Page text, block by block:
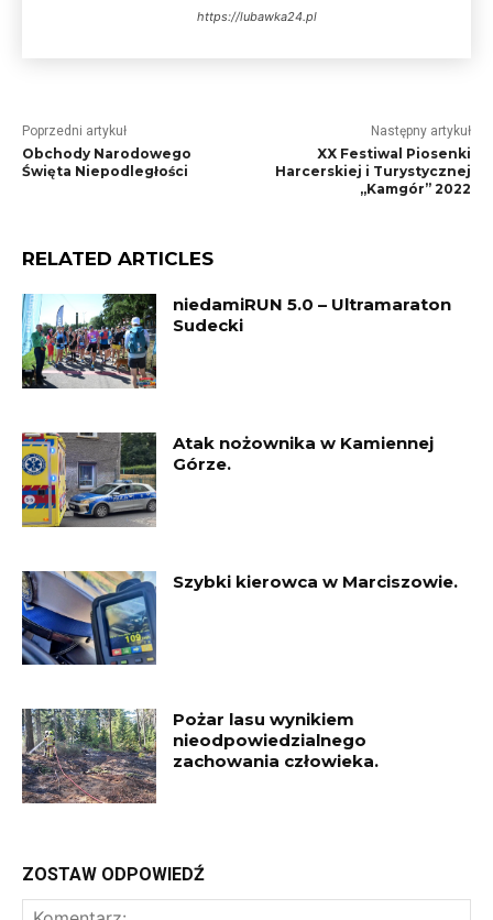
https://lubawka24.pl
Poprzedni artykuł
Obchody Narodowego
Święta Niepodległości
Następny artykuł
XX Festiwal Piosenki
Harcerskiej i Turystycznej
„Kamgór” 2022
RELATED ARTICLES
niedamiRUN 5.0 – Ultramaraton
Sudecki
Atak nożownika w Kamiennej
Górze.
Szybki kierowca w Marciszowie.
Pożar lasu wynikiem
nieodpowiedzialnego
zachowania człowieka.
ZOSTAW ODPOWIEDŹ